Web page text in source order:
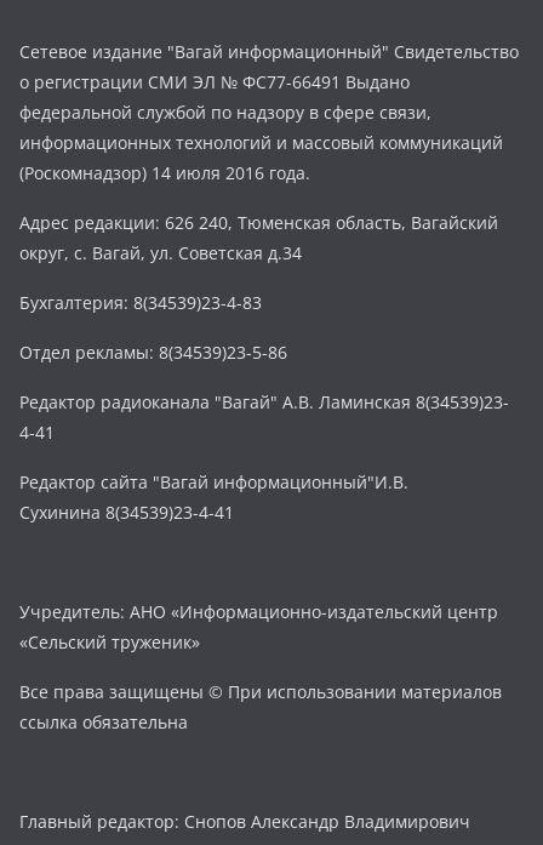
Сетевое издание "Вагай информационный" Свидетельство
о регистрации СМИ ЭЛ № ФС77-66491 Выдано
федеральной службой по надзору в сфере связи,
информационных технологий и массовый коммуникаций
(Роскомнадзор) 14 июля 2016 года.
Адрес редакции: 626 240, Тюменская область, Вагайский
округ, с. Вагай, ул. Советская д.34
Бухгалтерия: 8(34539)23-4-83
Отдел рекламы: 8(34539)23-5-86
Редактор радиоканала "Вагай" А.В. Ламинская 8(34539)23-
4-41
Редактор сайта "Вагай информационный"И.В.
Сухинина 8(34539)23-4-41
Учредитель: АНО «Информационно-издательский центр
«Сельский труженик»
Все права защищены © При использовании материалов
ссылка обязательна
Главный редактор: Снопов Александр Владимирович